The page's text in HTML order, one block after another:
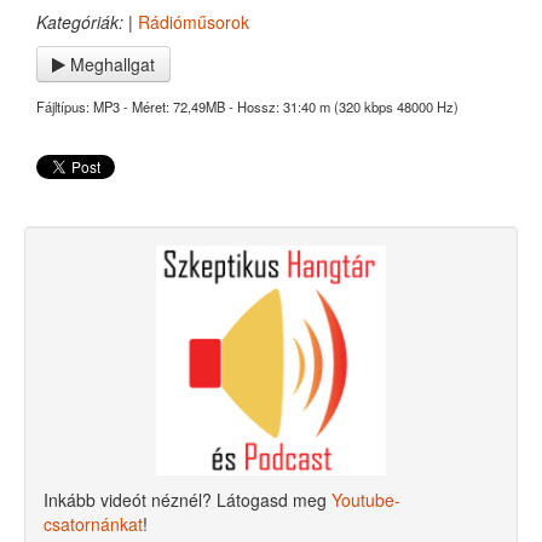
Kategóriák: | Rádióműsorok
Meghallgat
Fájltípus: MP3 - Méret: 72,49MB - Hossz: 31:40 m (320 kbps 48000 Hz)
Inkább videót néznél? Látogasd meg Youtube-
csatornánkat!